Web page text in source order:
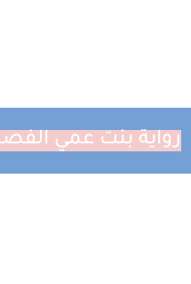
رواية بنت عمي الفصل الرابع 4